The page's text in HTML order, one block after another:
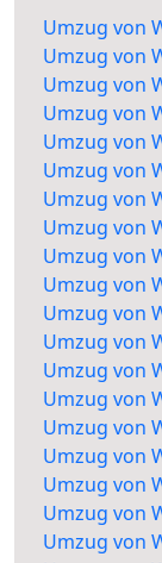
Umzug von
Umzug von
Umzug von
Umzug von
Umzug von
Umzug von
Umzug von
Umzug von
Umzug von
Umzug von
Umzug von
Umzug von
Umzug von
Umzug von
Umzug von
Umzug von
Umzug von
Umzug von
Umzug von